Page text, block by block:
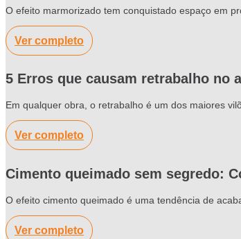
O efeito marmorizado tem conquistado espaço em
Ver completo
5 Erros que causam retrabalho no
Em qualquer obra, o retrabalho é um dos maiores
Ver completo
Cimento queimado sem segredo:
O efeito cimento queimado é uma tendência de
Ver completo